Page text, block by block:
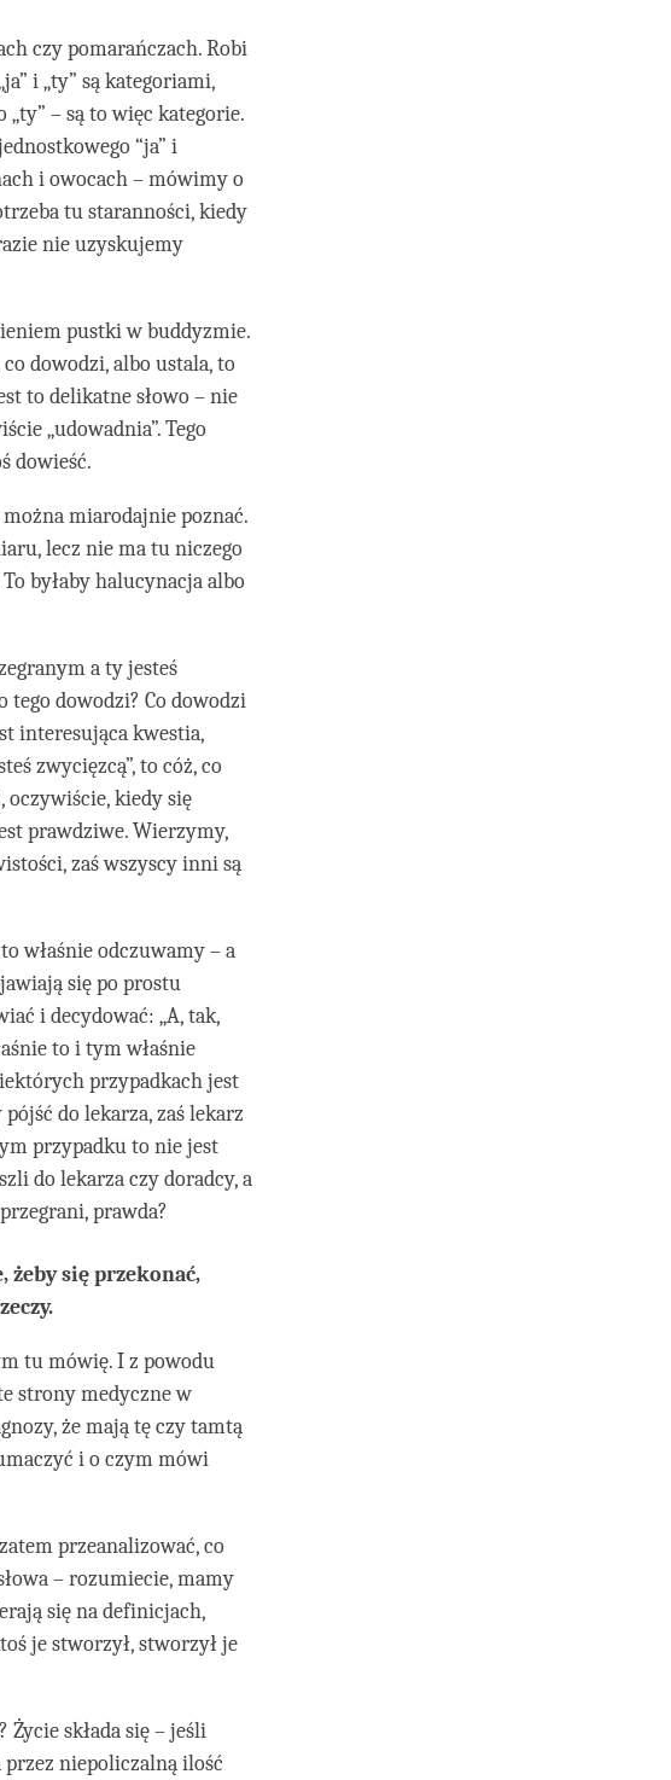
czy pomarańczach. Robi
i „ty” są kategoriami,
– są to więc kategorie.
“ja” i
i owocach – mówimy o
tu staranności, kiedy
nie uzyskujemy
pustki w buddyzmie.
dowodzi, albo ustala, to
to delikatne słowo – nie
„udowadnia”. Tego
dowieść.
miarodajnie poznać.
lecz nie ma tu niczego
byłaby halucynacja albo
a ty jesteś
tego dowodzi? Co dowodzi
interesująca kwestia,
zwycięzcą”, to cóż, co
oczywiście, kiedy się
prawdziwe. Wierzymy,
zaś wszyscy inni są
właśnie odczuwamy – a
się po prostu
i decydować: „A, tak,
to i tym właśnie
przypadkach jest
do lekarza, zaś lekarz
przypadku to nie jest
do lekarza czy doradcy, a
prawda?
się przekonać,
tu mówię. I z powodu
strony medyczne w
że mają tę czy tamtą
i o czym mówi
przeanalizować, co
– rozumiecie, mamy
się na definicjach,
je stworzył, stworzył je
składa się – jeśli
niepoliczalną ilość